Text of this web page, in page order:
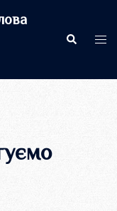
Пошук